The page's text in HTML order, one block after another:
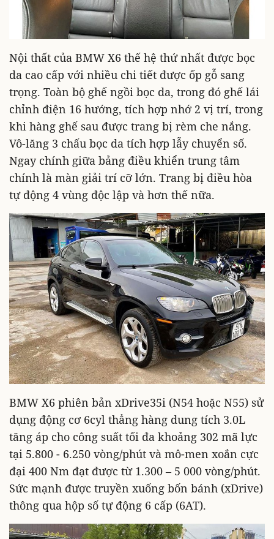
Nội thất của BMW X6 thế hệ thứ nhất được bọc
da cao cấp với nhiều chi tiết được ốp gỗ sang
trọng. Toàn bộ ghế ngồi bọc da, trong đó ghế lái
chỉnh điện 16 hướng, tích hợp nhớ 2 vị trí, trong
khi hàng ghế sau được trang bị rèm che nắng.
Vô-lăng 3 chấu bọc da tích hợp lẫy chuyển số.
Ngay chính giữa bảng điều khiển trung tâm
chính là màn giải trí cỡ lớn. Trang bị điều hòa
tự động 4 vùng độc lập và hơn thế nữa.
BMW X6 phiên bản xDrive35i (N54 hoặc N55) sử
dụng động cơ 6cyl thẳng hàng dung tích 3.0L
tăng áp cho công suất tối đa khoảng 302 mã lực
tại 5.800 - 6.250 vòng/phút và mô-men xoắn cực
đại 400 Nm đạt được từ 1.300 – 5 000 vòng/phút.
Sức mạnh được truyền xuống bốn bánh (xDrive)
thông qua hộp số tự động 6 cấp (6AT).